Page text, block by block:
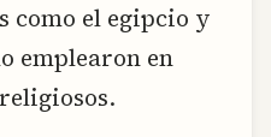
como el egipcio y
emplearon en